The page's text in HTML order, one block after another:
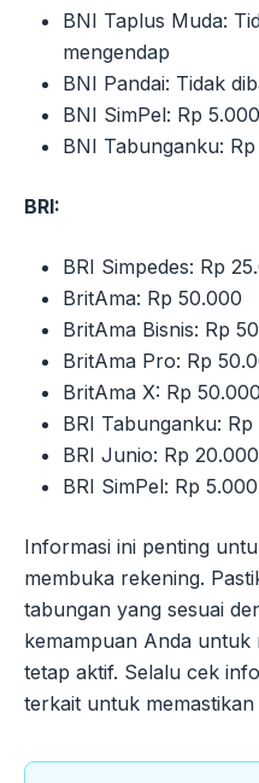
BNI Taplus Muda:
mengendap
BNI Pandai: Tidak
BNI SimPel: Rp 5.000
BNI Tabunganku:
BRI:
BRI Simpedes: Rp
BritAma: Rp 50.000
BritAma Bisnis: Rp
BritAma Pro: Rp
BritAma X: Rp 50.000
BRI Tabunganku:
BRI Junio: Rp 20.000
BRI SimPel: Rp 5.000
Informasi ini penting
membuka rekening.
tabungan yang sesuai
kemampuan Anda untuk
tetap aktif. Selalu cek
terkait untuk